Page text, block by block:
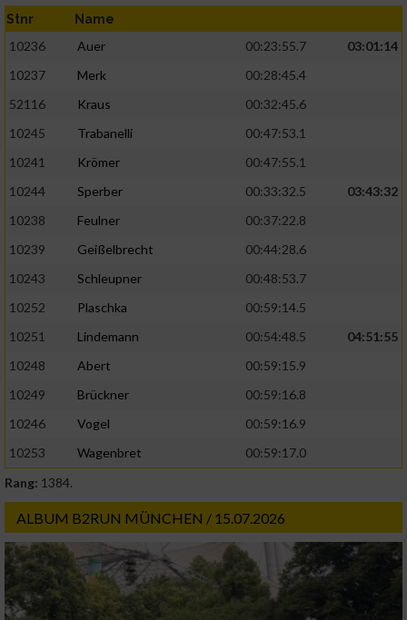
Stnr Name
10236 Auer 00:23:55.7
03:01:14
10237
Merk
00:28:45.4
52116
Kraus
00:32:45.6
10245
Trabanelli
00:47:53.1
10241
Krömer
00:47:55.1
10244
Sperber 00:33:32.5
03:43:32
10238
Feulner
00:37:22.8
10239
Geißelbrecht
00:44:28.6
10243
Schleupner
00:48:53.7
10252
Plaschka
00:59:14.5
10251
Lindemann 00:54:48.5
04:51:55
10248
Abert
00:59:15.9
10249
Brückner
00:59:16.8
10246
Vogel
00:59:16.9
10253
Wagenbret
00:59:17.0
Rang: 1384.
ALBUM B2RUN MÜNCHEN / 15.07.2026